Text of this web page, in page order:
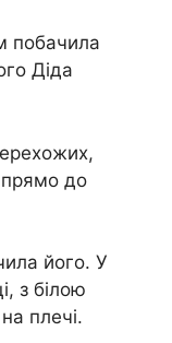
побачила
Діда
прямо до
його. У
з білою
плечі.